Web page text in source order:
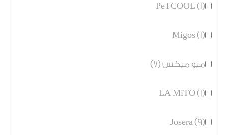
PeTCOOL (1)
Migos (1)
ميو ميكس (7)
LA MiTO (1)
Josera (9)